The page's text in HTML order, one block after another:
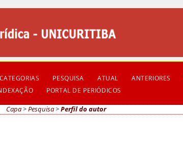
PESQUISA ATUAL ANTERIORES
PORTAL DE PERIÓDICOS
Capa>Pesquisa>Perfil do autor